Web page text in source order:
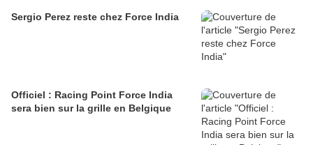
Sergio Perez reste chez Force India
Officiel : Racing Point Force India
sera bien sur la grille en Belgique